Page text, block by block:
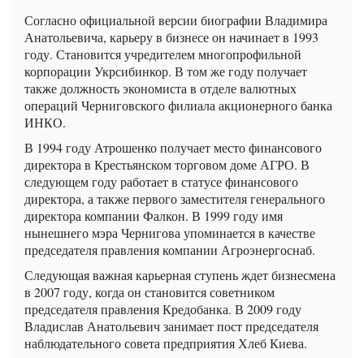
Согласно официальной версии биографии Владимира
Анатольевича, карьеру в бизнесе он начинает в 1993
году. Становится учредителем многопрофильной
корпорации Укрсибинкор. В том же году получает
также должность экономиста в отделе валютных
операций Черниговского филиала акционерного банка
ИНКО.
В 1994 году Атрошенко получает место финансового
директора в Крестьянском торговом доме АГРО. В
следующем году работает в статусе финансового
директора, а также первого заместителя генерального
директора компании Фалкон. В 1999 году имя
нынешнего мэра Чернигова упоминается в качестве
председателя правления компании Агроэнергоснаб.
Следующая важная карьерная ступень ждет бизнесмена
в 2007 году, когда он становится советником
председателя правления Кредобанка. В 2009 году
Владислав Анатольевич занимает пост председателя
наблюдательного совета предприятия Хлеб Киева.